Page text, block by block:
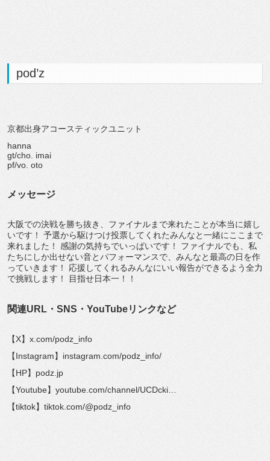
pod’z
京都出身アコースティックユニット
hanna
gt/cho. imai
pf/vo. oto
メッセージ
大阪での決戦を勝ち抜き、ファイナルまで来れたことが本当に嬉し
いです！ 予選から駆けつけ投票してくれたみんなと一緒にここまで
来れました！ 感謝の気持ちでいっぱいです！ ファイナルでも、私
たちにしか出せない音とパフォーマンスで、みんなと最高の日を作
っていきます！ 応援してくれるみんなにいい報告ができるよう全力
で挑戦します！ 目指せ日本一！！
関連URL・SNS・YouTubeリンクなど
【X】x.com/podz_info
【Instagram】instagram.com/podz_info/
【HP】podz.jp
【Youtube】youtube.com/channel/UCDcki…
【tiktok】tiktok.com/@podz_info